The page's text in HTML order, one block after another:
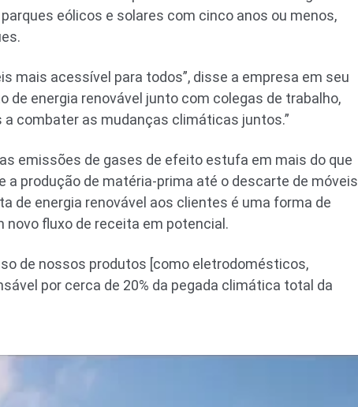
eólicos e solares com cinco anos ou menos,
mais acessível para todos”, disse a empresa em seu
de energia renovável junto com colegas de trabalho,
combater as mudanças climáticas juntos.”
emissões de gases de efeito estufa em mais do que
a produção de matéria-prima até o descarte de móveis
de energia renovável aos clientes é uma forma de
novo fluxo de receita em potencial.
de nossos produtos [como eletrodomésticos,
por cerca de 20% da pegada climática total da